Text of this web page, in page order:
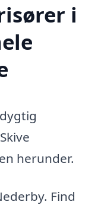
i
herunder.
Find